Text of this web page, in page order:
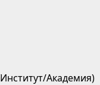
Академия)